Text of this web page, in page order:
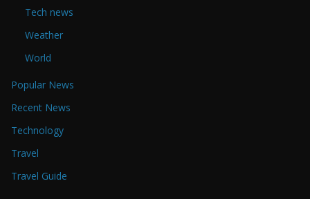
Tech news
Weather
World
Popular News
Recent News
Technology
Travel
Travel Guide